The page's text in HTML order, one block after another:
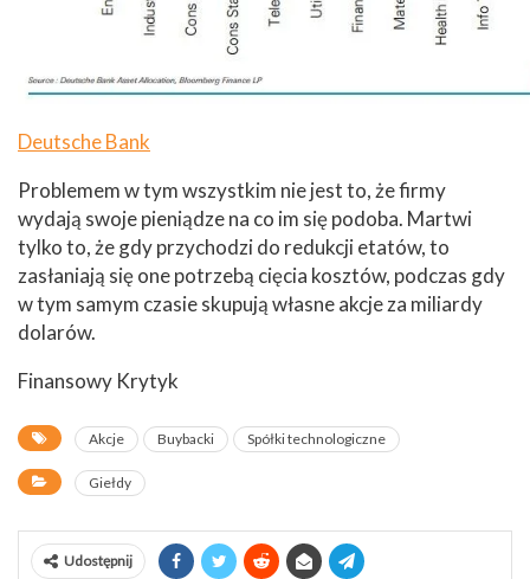
Deutsche Bank
Problemem w tym wszystkim nie jest to, że firmy
wydają swoje pieniądze na co im się podoba. Martwi
tylko to, że gdy przychodzi do redukcji etatów, to
zasłaniają się one potrzebą cięcia kosztów, podczas gdy
w tym samym czasie skupują własne akcje za miliardy
dolarów.
Finansowy Krytyk
Akcje Buybacki Spółki technologiczne
Giełdy
Udostępnij